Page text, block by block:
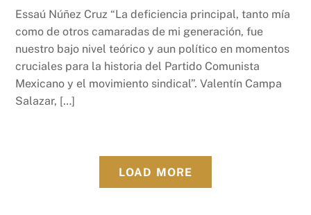
Essaú Núñez Cruz “La deficiencia principal, tanto mía
como de otros camaradas de mi generación, fue
nuestro bajo nivel teórico y aun político en momentos
cruciales para la historia del Partido Comunista
Mexicano y el movimiento sindical”. Valentín Campa
Salazar, […]
LOAD MORE